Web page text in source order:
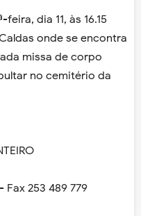
dia 11, às 16.15
onde se encontra
missa de corpo
no cemitério da
Fax 253 489 779